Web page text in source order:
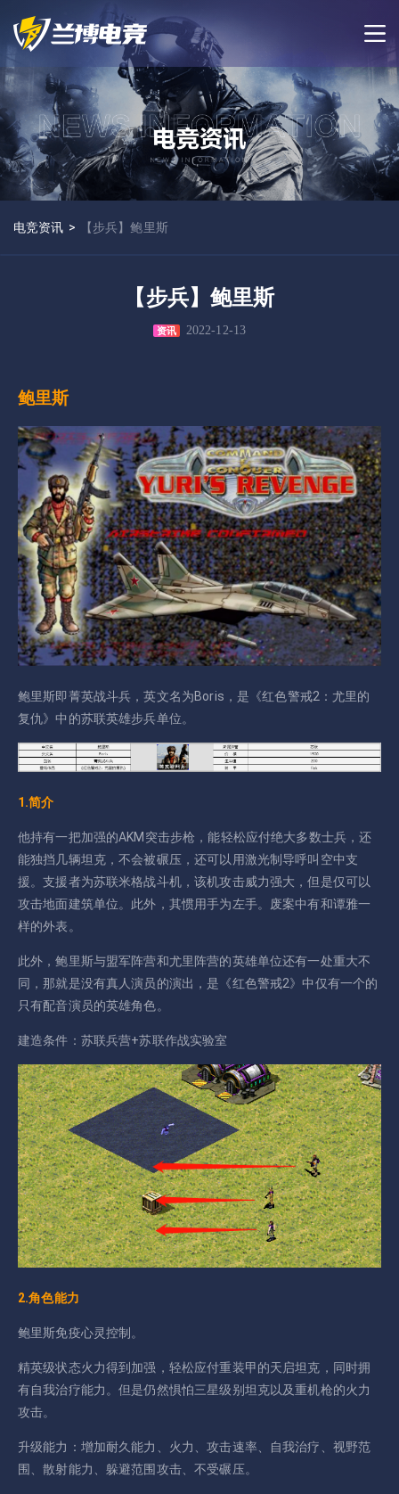
电竞资讯 > 【步兵】鲍里斯
【步兵】鲍里斯
资讯 2022-12-13
鲍里斯
鲍里斯即菁英战斗兵，英文名为Boris，是《红色警戒2：尤里的
复仇》中的苏联英雄步兵单位。
1.简介
他持有一把加强的AKM突击步枪，能轻松应付绝大多数士兵，还
能独挡几辆坦克，不会被碾压，还可以用激光制导呼叫空中支
援。支援者为苏联米格战斗机，该机攻击威力强大，但是仅可以
攻击地面建筑单位。此外，其惯用手为左手。废案中有和谭雅一
样的外表。
此外，鲍里斯与盟军阵营和尤里阵营的英雄单位还有一处重大不
同，那就是没有真人演员的演出，是《红色警戒2》中仅有一个的
只有配音演员的英雄角色。
建造条件：苏联兵营+苏联作战实验室
2.角色能力
鲍里斯免疫心灵控制。
精英级状态火力得到加强，轻松应付重装甲的天启坦克，同时拥
有自我治疗能力。但是仍然惧怕三星级别坦克以及重机枪的火力
攻击。
升级能力：增加耐久能力、火力、攻击速率、自我治疗、视野范
围、散射能力、躲避范围攻击、不受碾压。